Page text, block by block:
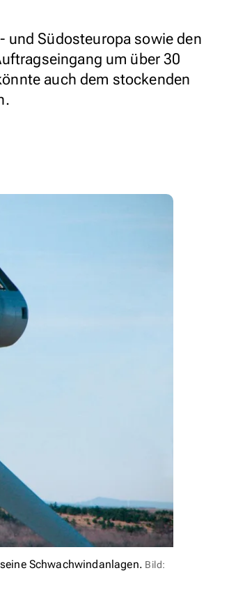
und Südosteuropa sowie den
um über 30
auch dem stockenden
Schwachwindanlagen. Bild: